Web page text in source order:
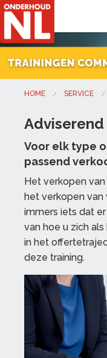
HOME SERVICE
Voor elk type
passend
Het verkopen
het verkopen van
immers iets dat
van hoe u zich
in het
deze training.